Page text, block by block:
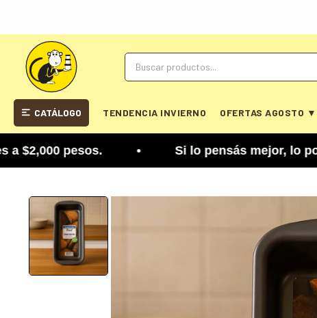
CATÁLOGO TENDENCIA INVIERNO OFERTAS AGOSTO ▼
pesos. • Si lo pensás mejor, lo podés